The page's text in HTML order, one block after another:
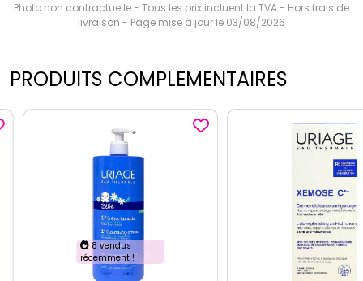
Photo non contractuelle - Tous les prix incluent la TVA - Hors frais de
livraison - Page mise à jour le 03/08/2026
PRODUITS COMPLEMENTAIRES
8 vendus
récemment !